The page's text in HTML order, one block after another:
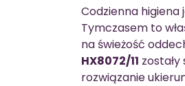
Codzienna
Tymczasem to
na świeżość
HX8072/11
rozwiązanie